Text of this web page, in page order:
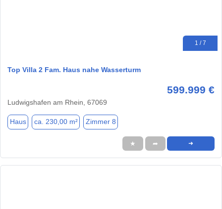
1 / 7
Top Villa 2 Fam. Haus nahe Wasserturm
599.999 €
Ludwigshafen am Rhein, 67069
Haus ca. 230,00 m² Zimmer 8
★ ➦ ➜